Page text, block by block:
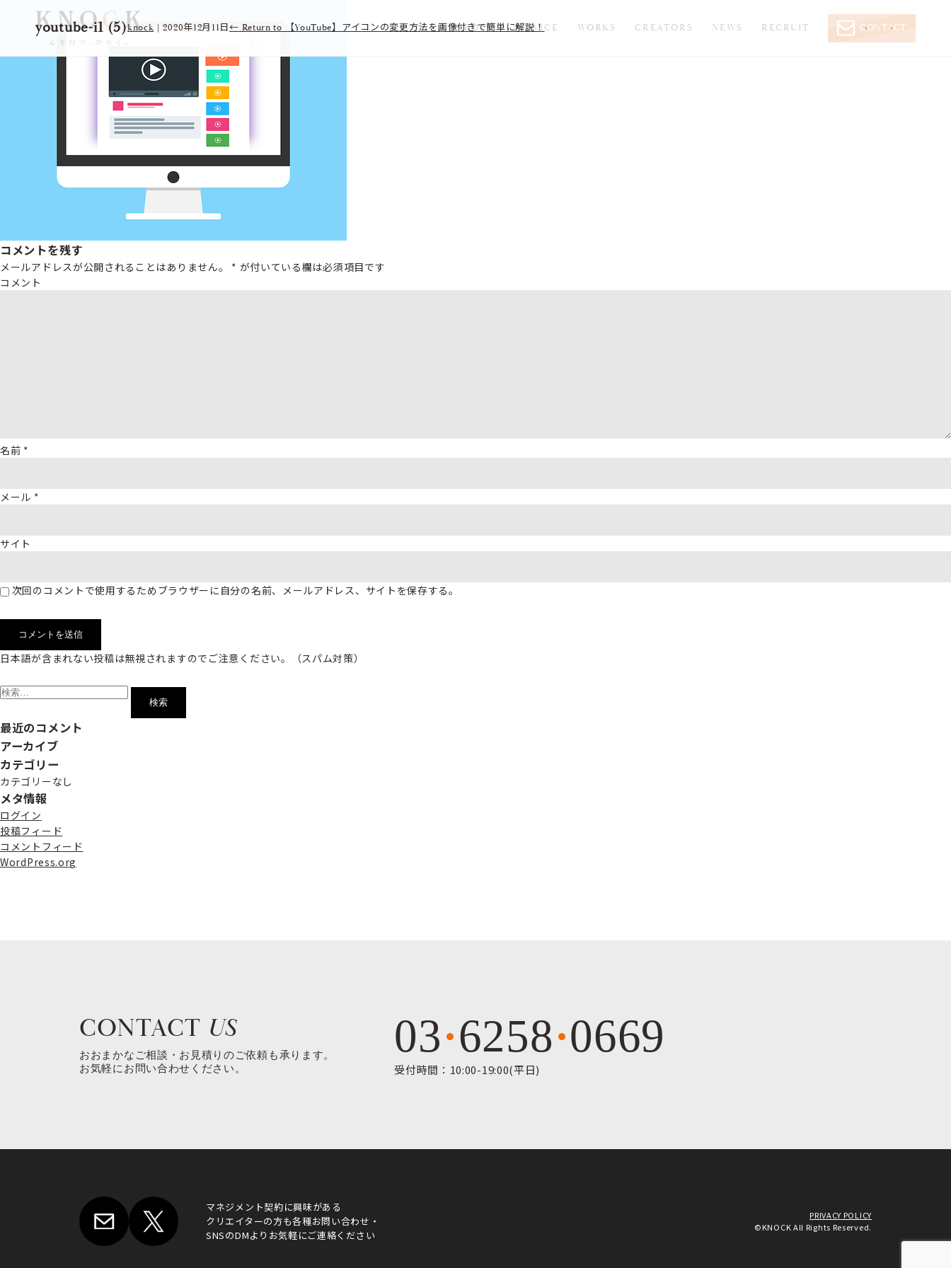
ABOUT SERVICE WORKS CREATORS NEWS RECRUIT CONTACT
youtube-i1 (5)knock |2020年12月11日← Return to 【YouTube】アイコンの変更方法を画像付きで簡単に解説！ ‹ ›
コメントを残す
メールアドレスが公開されることはありません。 * が付いている欄は必須項目です
コメント
名前 *
メール *
サイト
次回のコメントで使用するためブラウザーに自分の名前、メールアドレス、サイトを保存する。
日本語が含まれない投稿は無視されますのでご注意ください。（スパム対策）
索:
最近のコメント
アーカイブ
カテゴリー
カテゴリーなし
メタ情報
ログイン
投稿フィード
コメントフィード
WordPress.org
CONTACT US
おおまかなご相談・お見積りのご依頼も承ります。
お気軽にお問い合わせください。
03 6258 0669
受付時間：10:00-19:00(平日)
マネジメント契約に興味がある
クリエイターの方も各種お問い合わせ・
SNSのDMよりお気軽にご連絡ください
PRIVACY POLICY
©KNOCK All Rights Reserved.